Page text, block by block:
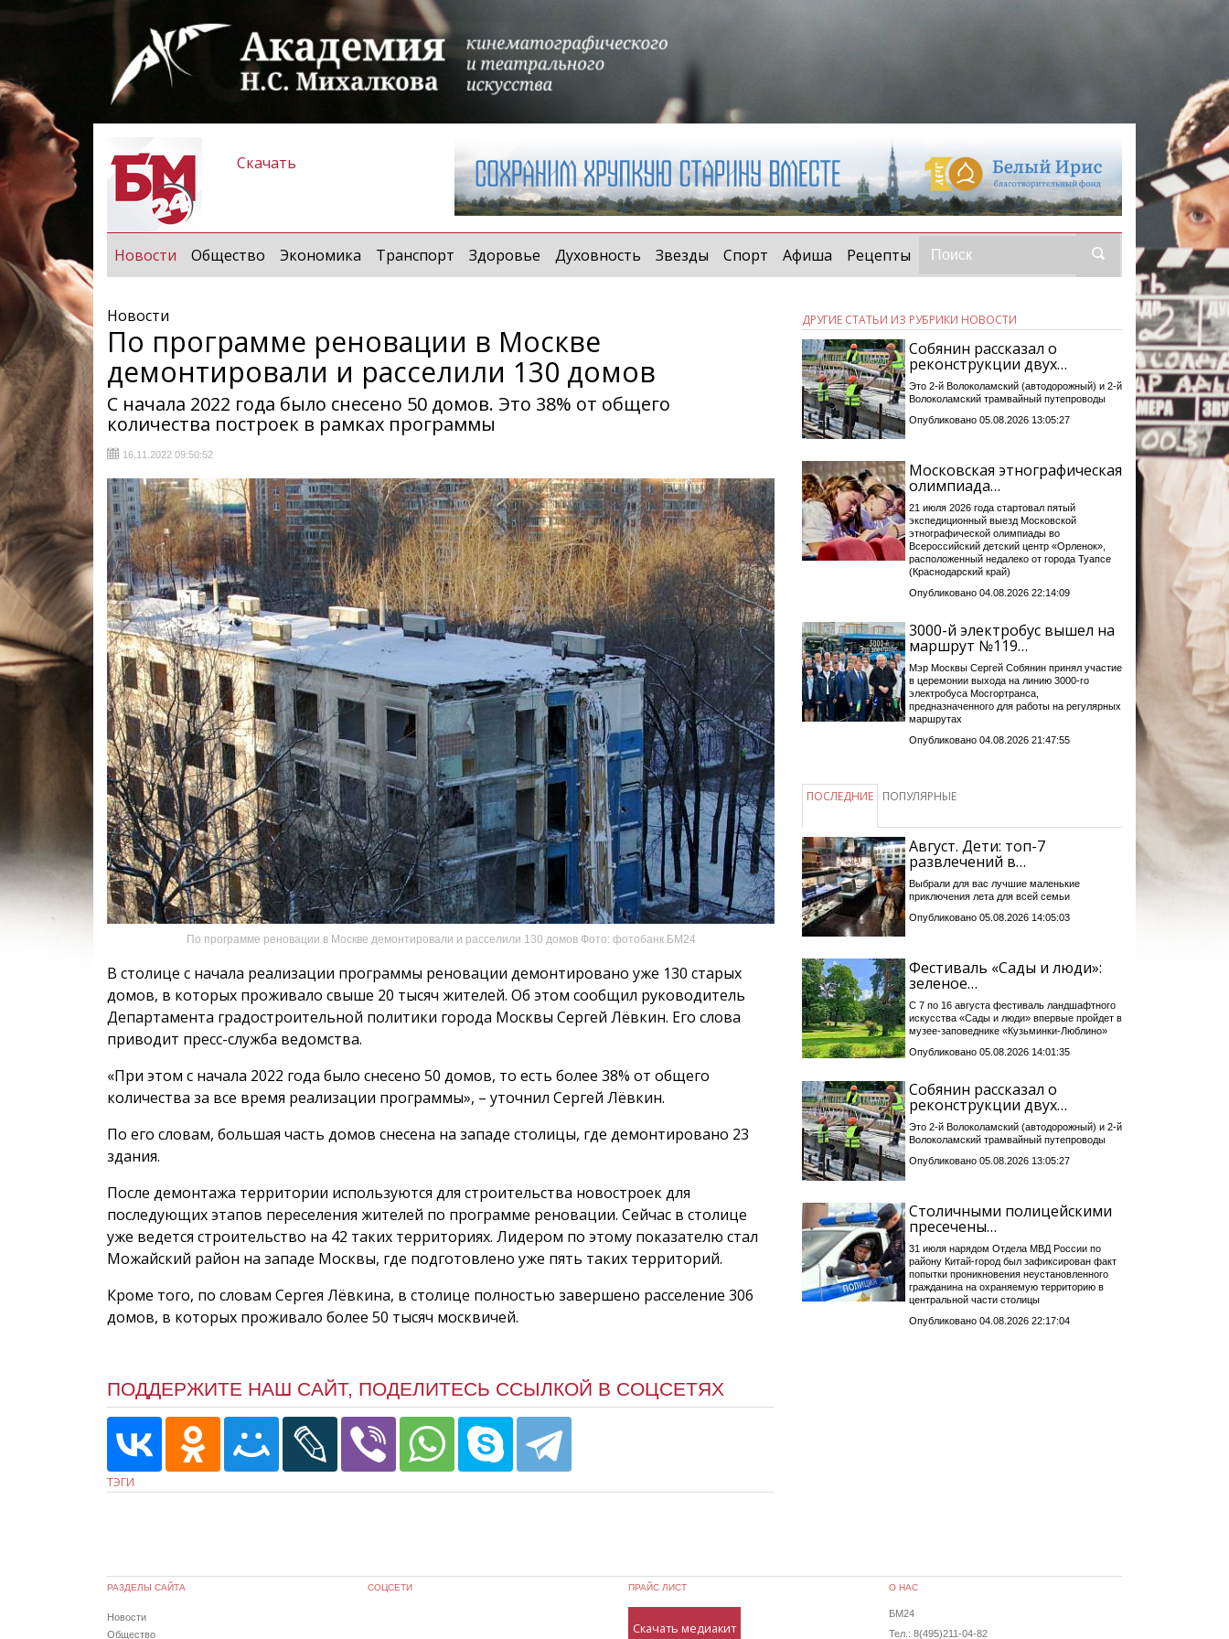
Скачать
Новости (current)
Общество Экономика Транспорт Здоровье Духовность Звезды Спорт Афиша Рецепты
Новости
По программе реновации в Москве
демонтировали и расселили 130 домов
С начала 2022 года было снесено 50 домов. Это 38% от общего
количества построек в рамках программы
16.11.2022 09:50:52
По программе реновации в Москве демонтировали и расселили 130 домов Фото: фотобанк БМ24
В столице с начала реализации программы реновации демонтировано уже 130 старых
домов, в которых проживало свыше 20 тысяч жителей. Об этом сообщил руководитель
Департамента градостроительной политики города Москвы Сергей Лёвкин. Его слова
приводит пресс-служба ведомства.
«При этом с начала 2022 года было снесено 50 домов, то есть более 38% от общего
количества за все время реализации программы», – уточнил Сергей Лёвкин.
По его словам, большая часть домов снесена на западе столицы, где демонтировано 23
здания.
После демонтажа территории используются для строительства новостроек для
последующих этапов переселения жителей по программе реновации. Сейчас в столице
уже ведется строительство на 42 таких территориях. Лидером по этому показателю стал
Можайский район на западе Москвы, где подготовлено уже пять таких территорий.
Кроме того, по словам Сергея Лёвкина, в столице полностью завершено расселение 306
домов, в которых проживало более 50 тысяч москвичей.
ПОДДЕРЖИТЕ НАШ САЙТ, ПОДЕЛИТЕСЬ ССЫЛКОЙ В СОЦСЕТЯХ
ТЭГИ
ДРУГИЕ СТАТЬИ ИЗ РУБРИКИ НОВОСТИ
Собянин рассказал о
реконструкции двух…
Это 2-й Волоколамский (автодорожный) и 2-й
Волоколамский трамвайный путепроводы
Опубликовано 05.08.2026 13:05:27
Московская этнографическая
олимпиада…
21 июля 2026 года стартовал пятый
экспедиционный выезд Московской
этнографической олимпиады во
Всероссийский детский центр «Орленок»,
расположенный недалеко от города Туапсе
(Краснодарский край)
Опубликовано 04.08.2026 22:14:09
3000-й электробус вышел на
маршрут №119…
Мэр Москвы Сергей Собянин принял участие
в церемонии выхода на линию 3000-го
электробуса Мосгортранса,
предназначенного для работы на регулярных
маршрутах
Опубликовано 04.08.2026 21:47:55
ПОСЛЕДНИЕ ПОПУЛЯРНЫЕ
Август. Дети: топ-7
развлечений в…
Выбрали для вас лучшие маленькие
приключения лета для всей семьи
Опубликовано 05.08.2026 14:05:03
Фестиваль «Сады и люди»:
зеленое…
С 7 по 16 августа фестиваль ландшафтного
искусства «Сады и люди» впервые пройдет в
музее-заповеднике «Кузьминки-Люблино»
Опубликовано 05.08.2026 14:01:35
Собянин рассказал о
реконструкции двух…
Это 2-й Волоколамский (автодорожный) и 2-й
Волоколамский трамвайный путепроводы
Опубликовано 05.08.2026 13:05:27
Столичными полицейскими
пресечены…
31 июля нарядом Отдела МВД России по
району Китай-город был зафиксирован факт
попытки проникновения неустановленного
гражданина на охраняемую территорию в
центральной части столицы
Опубликовано 04.08.2026 22:17:04
РАЗДЕЛЫ САЙТА
Новости
Общество
СОЦСЕТИ ПРАЙС ЛИСТ
Скачать медиакит
О НАС
БМ24
Тел.: 8(495)211-04-82